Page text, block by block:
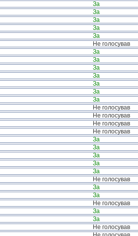
За
За
За
За
За
Не голосував
За
За
За
За
За
За
За
Не голосував
Не голосував
Не голосував
Не голосував
За
За
За
За
За
Не голосував
За
За
Не голосував
За
За
Не голосував